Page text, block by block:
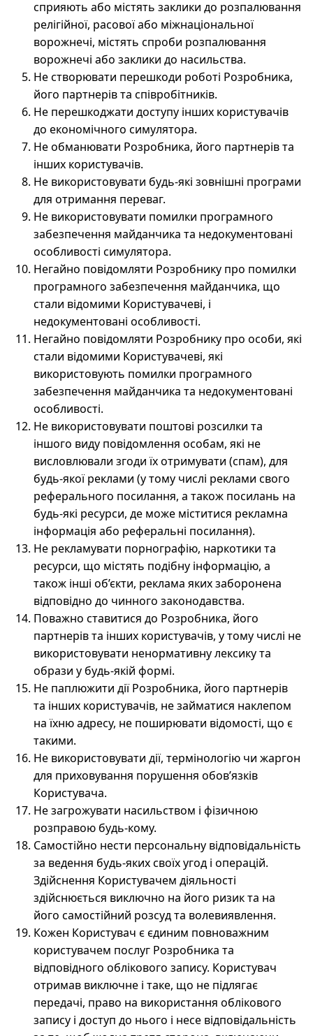
сприяють або містять заклики до розпалювання
релігійної, расової або міжнаціональної
ворожнечі, містять спроби розпалювання
ворожнечі або заклики до насильства.
Не створювати перешкоди роботі Розробника,
його партнерів та співробітників.
Не перешкоджати доступу інших користувачів
до економічного симулятора.
Не обманювати Розробника, його партнерів та
інших користувачів.
Не використовувати будь-які зовнішні програми
для отримання переваг.
Не використовувати помилки програмного
забезпечення майданчика та недокументовані
особливості симулятора.
Негайно повідомляти Розробнику про помилки
програмного забезпечення майданчика, що
стали відомими Користувачеві, і
недокументовані особливості.
Негайно повідомляти Розробнику про особи, які
стали відомими Користувачеві, які
використовують помилки програмного
забезпечення майданчика та недокументовані
особливості.
Не використовувати поштові розсилки та
іншого виду повідомлення особам, які не
висловлювали згоди їх отримувати (спам), для
будь-якої реклами (у тому числі реклами свого
реферального посилання, а також посилань на
будь-які ресурси, де може міститися рекламна
інформація або реферальні посилання).
Не рекламувати порнографію, наркотики та
ресурси, що містять подібну інформацію, а
також інші об’єкти, реклама яких заборонена
відповідно до чинного законодавства.
Поважно ставитися до Розробника, його
партнерів та інших користувачів, у тому числі не
використовувати ненормативну лексику та
образи у будь-якій формі.
Не паплюжити дії Розробника, його партнерів
та інших користувачів, не займатися наклепом
на їхню адресу, не поширювати відомості, що є
такими.
Не використовувати дії, термінологію чи жаргон
для приховування порушення обов’язків
Користувача.
Не загрожувати насильством і фізичною
розправою будь-кому.
Самостійно нести персональну відповідальність
за ведення будь-яких своїх угод і операцій.
Здійснення Користувачем діяльності
здійснюється виключно на його ризик та на
його самостійний розсуд та волевиявлення.
Кожен Користувач є єдиним повноважним
користувачем послуг Розробника та
відповідного облікового запису. Користувач
отримав виключне і таке, що не підлягає
передачі, право на використання облікового
запису і доступ до нього і несе відповідальність